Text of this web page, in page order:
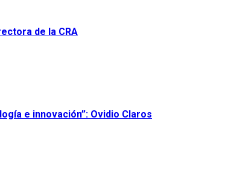
de la CRA
e innovación”: Ovidio Claros